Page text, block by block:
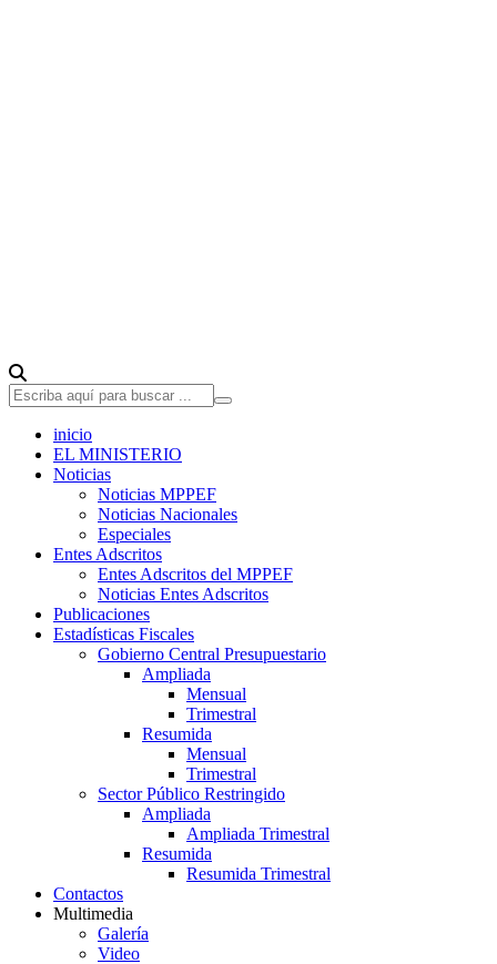
inicio
EL MINISTERIO
Noticias
Noticias MPPEF
Noticias Nacionales
Especiales
Entes Adscritos
Entes Adscritos del MPPEF
Noticias Entes Adscritos
Publicaciones
Estadísticas Fiscales
Gobierno Central Presupuestario
Ampliada
Mensual
Trimestral
Resumida
Mensual
Trimestral
Sector Público Restringido
Ampliada
Ampliada Trimestral
Resumida
Resumida Trimestral
Contactos
Multimedia
Galería
Video